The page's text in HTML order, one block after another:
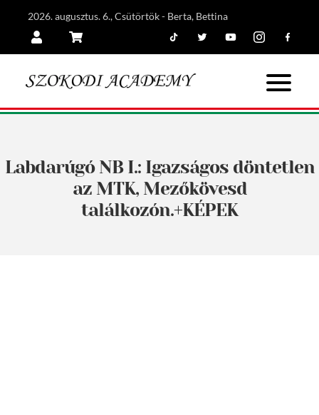
2026. augusztus. 6., Csütörtök - Berta, Bettina
Labdarúgó NB I.: Igazságos döntetlen
az MTK, Mezőkövesd
találkozón.+KÉPEK